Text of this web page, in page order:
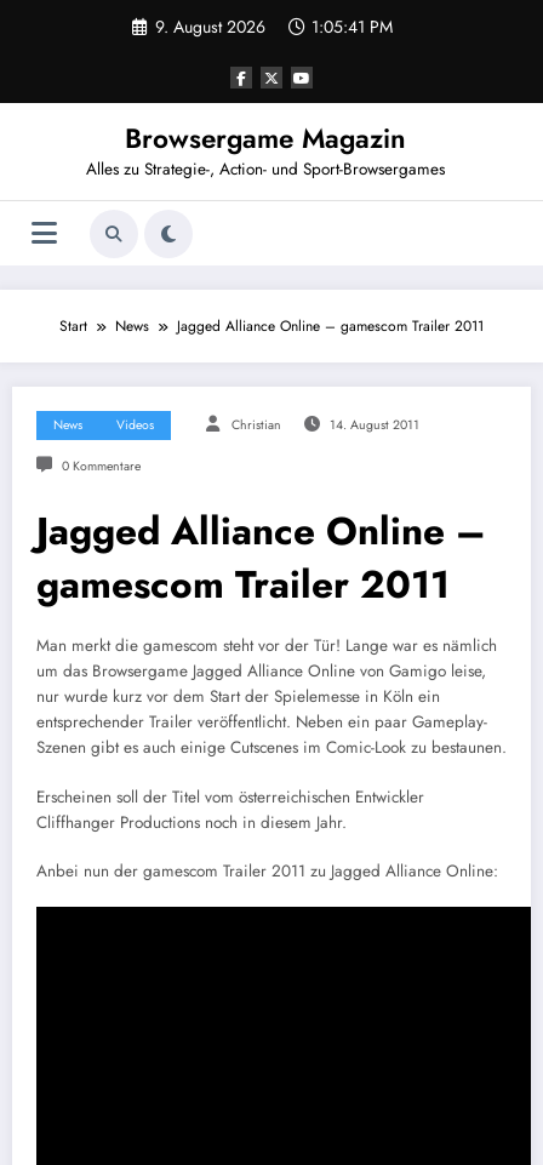
9. August 2026 1:05:41 PM
Browsergame Magazin
Alles zu Strategie-, Action- und Sport-Browsergames
Start News Jagged Alliance Online – gamescom Trailer 2011
News Videos Christian 14. August 2011
0 Kommentare
Jagged Alliance Online –
gamescom Trailer 2011
Man merkt die gamescom steht vor der Tür! Lange war es nämlich
um das Browsergame Jagged Alliance Online von Gamigo leise,
nur wurde kurz vor dem Start der Spielemesse in Köln ein
entsprechender Trailer veröffentlicht. Neben ein paar Gameplay-
Szenen gibt es auch einige Cutscenes im Comic-Look zu bestaunen.
Erscheinen soll der Titel vom österreichischen Entwickler
Cliffhanger Productions noch in diesem Jahr.
Anbei nun der gamescom Trailer 2011 zu Jagged Alliance Online: